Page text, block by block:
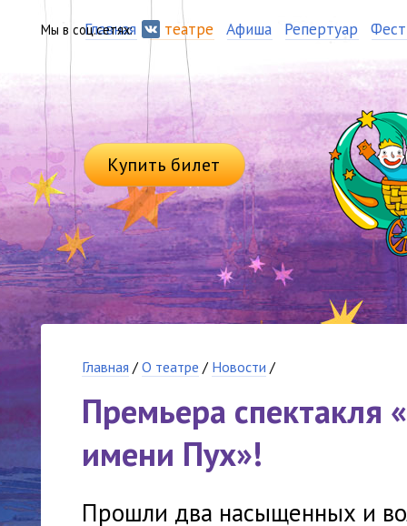
Мы в соц.сетях:
Главная О театре Афиша Репертуар
Купить билет
Главная / О театре / Новости /
Премьера спектакля
имени Пух»!
Прошли два насыщенных и